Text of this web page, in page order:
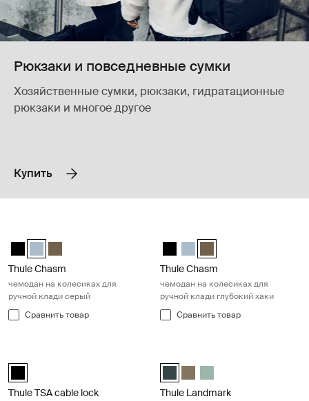
Рюкзаки и повседневные сумки
Хозяйственные сумки, рюкзаки, гидратационные
рюкзаки и многое другое
Купить
Thule Chasm wheeled carry-on duffel Чёрный
Thule Chasm wheeled carry-on duffel Прудово-серый
Thule Chasm wheeled carry-on duffel Темный хаки
Thule Chasm
чемодан на колесиках для
ручной клади серый
Сравнить товар
Thule Chasm wheeled carry-on
Thule Chasm wheeled
Thule Chasm wheeled
Thule Chasm
чемодан на колесиках для
ручной клади глубокий хаки
Сравнить товар
Thule TSA cable lock Чёрный (selected)
Thule TSA cable lock
Thule Landmark 60L Самый
Thule Landmark 60L
Thule Landmark 60L
Thule Landmark